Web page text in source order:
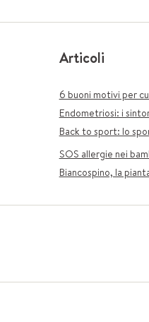
Articoli
6 buoni motivi per
Endometriosi: i
Back to sport: lo
SOS allergie nei
Biancospino, la